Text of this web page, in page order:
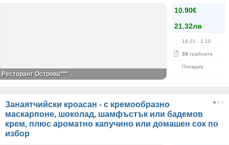
10.90€
21.32лв
16.01 - 1.10
39 грабнати
Пловдив
Ресторант Острова***
Занаятчийски кроасан - с кремообразно
маскарпоне, шоколад, шамфъстък или бадемов
крем, плюс ароматно капучино или домашен сок по
избор